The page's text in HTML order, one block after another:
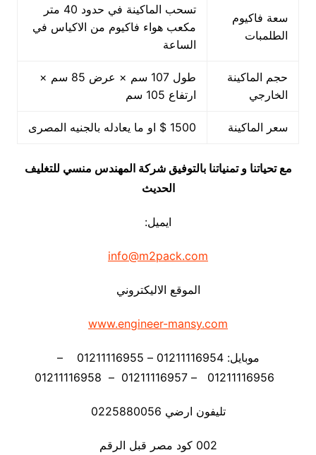
سعة فاكيوم
الطلمبات
تسحب الماكينة في حدود 40 متر
مكعب هواء فاكيوم من الاكياس في
الساعة
حجم الماكينة
الخارجي
طول 107 سم × عرض 85 سم ×
ارتفاع 105 سم
سعر الماكينة 1500 $ او ما يعادله بالجنيه المصرى
مع تحياتنا و تمنياتنا بالتوفيق شركة المهندس منسي للتغليف
الحديث
ايميل:
info@m2pack.com
الموقع الاليكتروني
www.engineer-mansy.com
موبايل: 01211116954 – 01211116955 –
تليفون ارضي 0225880056
002 كود مصر قبل الرقم